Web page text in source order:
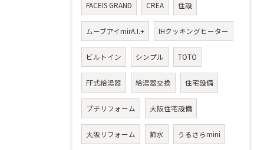
FACEIS GRAND CREA 住設
ムーブアイmirA.I.+ IHクッキングヒーター
ビルトイン シンプル TOTO
FF式給湯器 給湯器交換 住宅設備
プチリフォーム 大阪住宅設備
大阪リフォーム 節水 うるさらmini